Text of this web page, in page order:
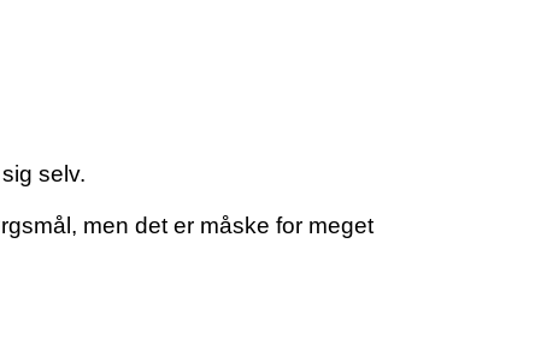
selv.
men det er måske for meget